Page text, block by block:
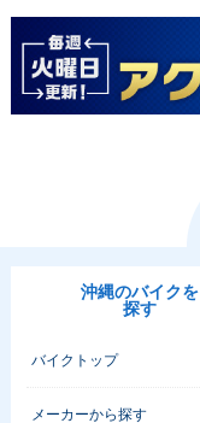
沖縄のバイクを
探す
バイクトップ
メーカーから探す